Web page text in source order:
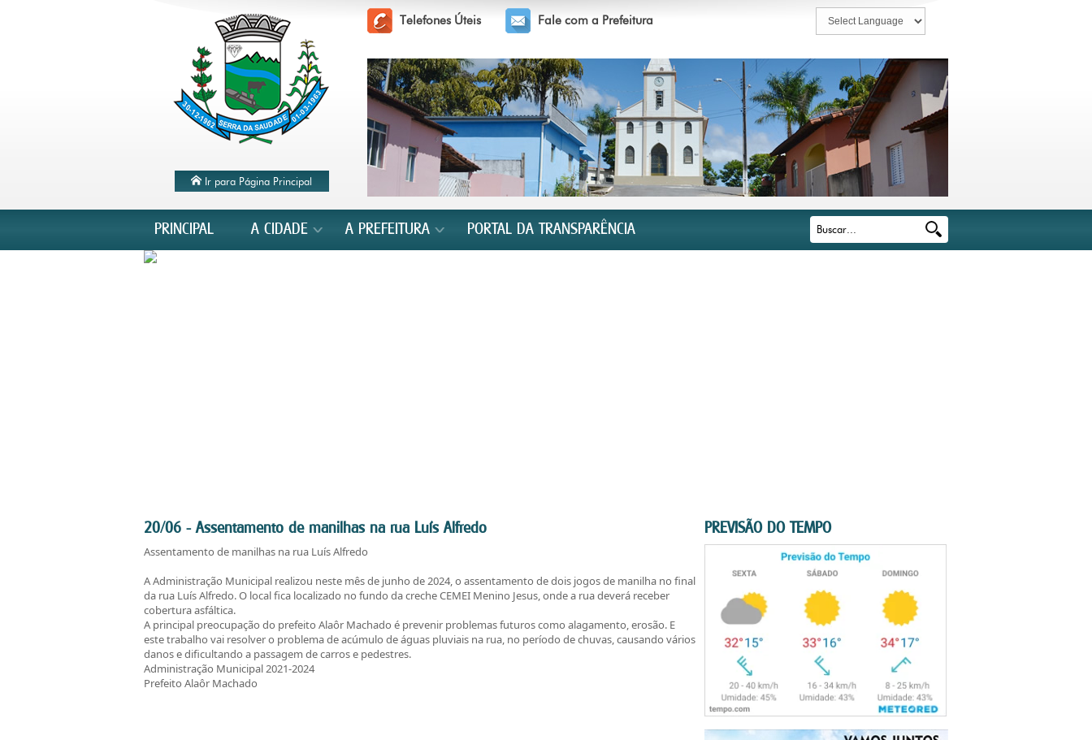
Ir para Página Principal
Telefones Úteis
Fale com a Prefeitura
PRINCIPAL A CIDADE A PREFEITURA PORTAL DA TRANSPARÊNCIA
20/06 - Assentamento de manilhas na rua Luís Alfredo
Assentamento de manilhas na rua Luís Alfredo
A Administração Municipal realizou neste mês de junho de 2024, o assentamento de dois jogos de manilha no final
da rua Luís Alfredo. O local fica localizado no fundo da creche CEMEI Menino Jesus, onde a rua deverá receber
cobertura asfáltica.
A principal preocupação do prefeito Alaôr Machado é prevenir problemas futuros como alagamento, erosão. E
este trabalho vai resolver o problema de acúmulo de águas pluviais na rua, no período de chuvas, causando vários
danos e dificultando a passagem de carros e pedestres.
Administração Municipal 2021-2024
Prefeito Alaôr Machado
PREVISÃO DO TEMPO